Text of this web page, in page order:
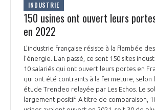
INDUSTRIE
150 usines ont ouvert leurs
en 2022
L'industrie française résiste à la flambée
l'énergie. L'an passé, ce sont 150 sites
10 salariés qui ont ouvert leurs portes en
qui ont été contraints à la fermeture, selon
étude Trendeo relayée par Les Echos. Le
largement positif. A titre de comparaison,